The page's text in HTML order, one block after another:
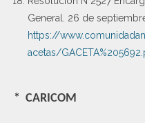
General. 26 de
https://
acetas/
* CARICOM